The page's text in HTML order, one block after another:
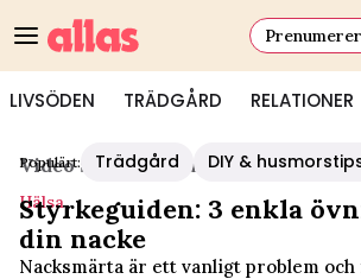
LIVSÖDEN TRÄDGÅRD RELATIONER
Populärt: Trädgård DIY &
Video Start/Hälsa
Hälsa
Styrkeguiden: 3 enkla
din nacke
Nacksmärta är ett vanligt problem